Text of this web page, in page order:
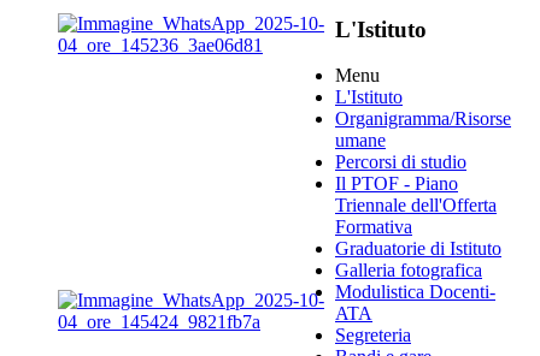
L'Istituto
Menu
L'Istituto
Organigramma/Risorse
umane
Percorsi di studio
Il PTOF - Piano
Triennale dell'Offerta
Formativa
Graduatorie di Istituto
Galleria fotografica
Modulistica Docenti-
ATA
Segreteria